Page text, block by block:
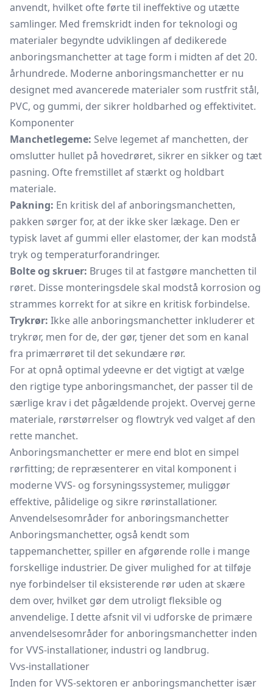
anvendt, hvilket ofte førte til ineffektive og utætte
samlinger. Med fremskridt inden for teknologi og
materialer begyndte udviklingen af dedikerede
anboringsmanchetter at tage form i midten af det 20.
århundrede. Moderne anboringsmanchetter er nu
designet med avancerede materialer som rustfrit stål,
PVC, og gummi, der sikrer holdbarhed og effektivitet.
Komponenter
Manchetlegeme: Selve legemet af manchetten, der
omslutter hullet på hovedrøret, sikrer en sikker og tæt
pasning. Ofte fremstillet af stærkt og holdbart
materiale.
Pakning: En kritisk del af anboringsmanchetten,
pakken sørger for, at der ikke sker lækage. Den er
typisk lavet af gummi eller elastomer, der kan modstå
tryk og temperaturforandringer.
Bolte og skruer: Bruges til at fastgøre manchetten til
røret. Disse monteringsdele skal modstå korrosion og
strammes korrekt for at sikre en kritisk forbindelse.
Trykrør: Ikke alle anboringsmanchetter inkluderer et
trykrør, men for de, der gør, tjener det som en kanal
fra primærrøret til det sekundære rør.
For at opnå optimal ydeevne er det vigtigt at vælge
den rigtige type anboringsmanchet, der passer til de
særlige krav i det pågældende projekt. Overvej gerne
materiale, rørstørrelser og flowtryk ved valget af den
rette manchet.
Anboringsmanchetter er mere end blot en simpel
rørfitting; de repræsenterer en vital komponent i
moderne VVS- og forsyningssystemer, muliggør
effektive, pålidelige og sikre rørinstallationer.
Anvendelsesområder for anboringsmanchetter
Anboringsmanchetter, også kendt som
tappemanchetter, spiller en afgørende rolle i mange
forskellige industrier. De giver mulighed for at tilføje
nye forbindelser til eksisterende rør uden at skære
dem over, hvilket gør dem utroligt fleksible og
anvendelige. I dette afsnit vil vi udforske de primære
anvendelsesområder for anboringsmanchetter inden
for VVS-installationer, industri og landbrug.
Vvs-installationer
Inden for VVS-sektoren er anboringsmanchetter især